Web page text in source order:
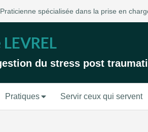
spécialisée dans la prise en
du stress post
Pratiques Servir ceux qui servent